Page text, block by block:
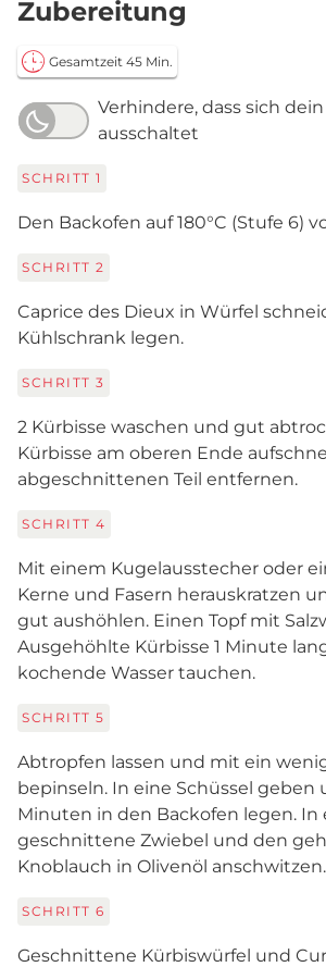
Zubereitung
Gesamtzeit 45 Min.
Verhindere, dass sich
ausschaltet
SCHRITT 1
Den Backofen auf 180°C (Stufe 6)
SCHRITT 2
Caprice des Dieux in Würfel
Kühlschrank legen.
SCHRITT 3
2 Kürbisse waschen und gut
Kürbisse am oberen Ende
abgeschnittenen Teil entfernen.
SCHRITT 4
Mit einem Kugelausstecher oder
Kerne und Fasern herauskratzen
gut aushöhlen. Einen Topf mit
Ausgehöhlte Kürbisse 1 Minute
kochende Wasser tauchen.
SCHRITT 5
Abtropfen lassen und mit ein
bepinseln. In eine Schüssel geben
Minuten in den Backofen legen. In
geschnittene Zwiebel und den
Knoblauch in Olivenöl anschwitzen.
SCHRITT 6
Geschnittene Kürbiswürfel und